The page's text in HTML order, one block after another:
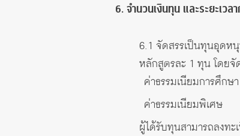
6. จํานวนเงินทุน และระยะเวล
6.1 จัดสรรเป็นทุนอุดห
หลักสูตรละ 1 ทุน โดยจั
ค่าธรรมเนียมการศึก
ค่าธรรมเนียมพิเศษ
ผู้ได้รับทุนสามารถลงท